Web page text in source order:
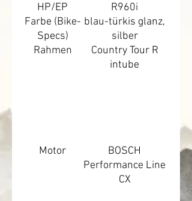
HP/EP
R960i
Farbe (Bike-
Specs)
blau-türkis glanz,
silber
Rahmen
Country Tour R
intube
Motor
BOSCH
Performance Line
CX